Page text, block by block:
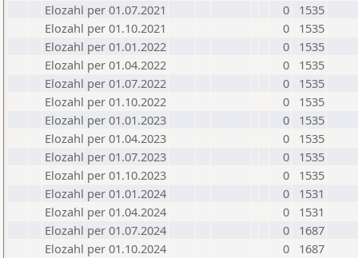
Elozahl per 01.07.2021
0
1535
Elozahl per 01.10.2021
0
1535
Elozahl per 01.01.2022
0
1535
Elozahl per 01.04.2022
0
1535
Elozahl per 01.07.2022
0
1535
Elozahl per 01.10.2022
0
1535
Elozahl per 01.01.2023
0
1535
Elozahl per 01.04.2023
0
1535
Elozahl per 01.07.2023
0
1535
Elozahl per 01.10.2023
0
1535
Elozahl per 01.01.2024
0
1531
Elozahl per 01.04.2024
0
1531
Elozahl per 01.07.2024
0
1687
Elozahl per 01.10.2024
0
1687